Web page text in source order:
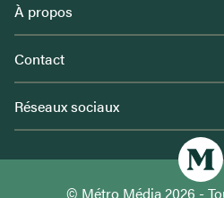
À propos
Contact
Réseaux sociaux
© Métro Média 2026 -